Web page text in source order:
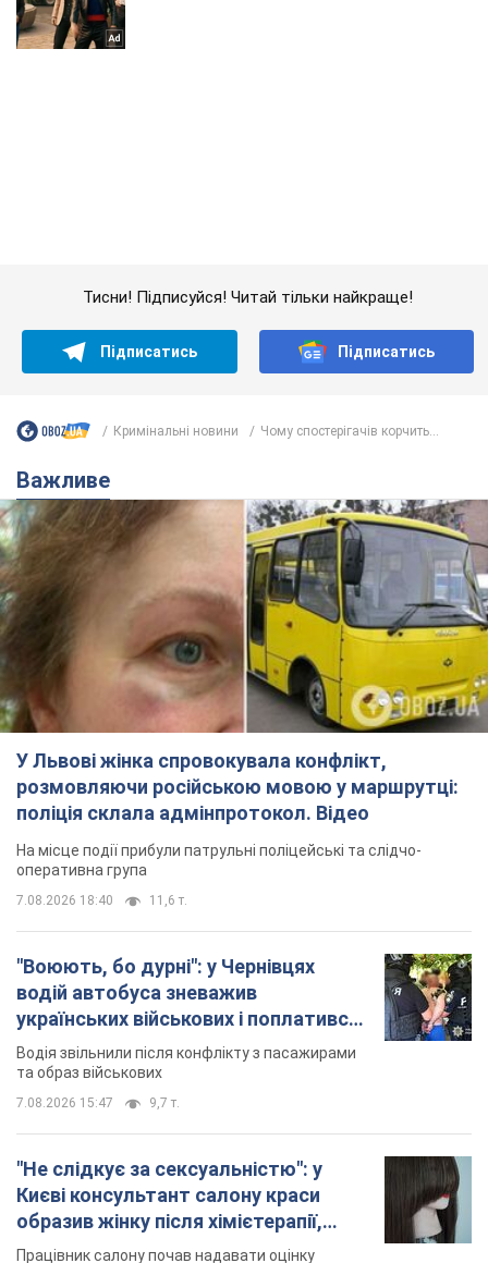
У Львові жінка спровокувала конфлікт,
розмовляючи російською мовою у маршрутці:
поліція склала адмінпротокол. Відео
На місце події прибули патрульні поліцейські та слідчо-
оперативна група
11,6 т.
"Воюють, бо дурні": у Чернівцях
водій автобуса зневажив
українських військових і поплатився.
Відео
та образ військових
"Не слідкує за сексуальністю": у
Києві консультант салону краси
образив жінку після хімієтерапії,
розгорівся скандал. Фото
зовнішності жінки, сказавши, що вона носить
"чоловічу стрижку"
9 годин тому 17,9 т.